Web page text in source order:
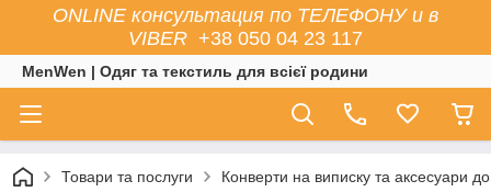
ONLINE консультация по ТЕЛЕФОНУ и в
VIBER +38 050 04 23 117
MenWen | Одяг та текстиль для всієї родини
Товари та послуги Конверти на виписку та аксесуари